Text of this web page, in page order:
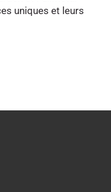
uniques et leurs